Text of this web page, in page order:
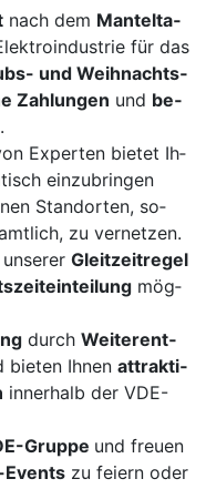
nach dem Man­tel­ta­
für das
und Weih­nachts­
Zah­lun­gen und be­
.
Ex­per­ten bie­tet Ih­
ein­zu­brin­gen
Stand­or­ten, so­
zu ver­net­zen.
Gleit­zeit­re­gel
mög­
durch Wei­ter­ent­
bie­ten Ih­nen at­trak­ti­
in­ner­halb der VDE-
Grup­pe und freu­en
Events zu fei­ern oder